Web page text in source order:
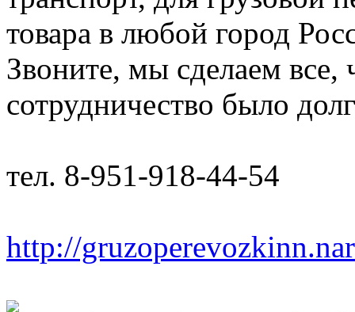
товара в любой город
Звоните, мы сделаем
сотрудничество было
тел. 8-951-918-44-54
http://